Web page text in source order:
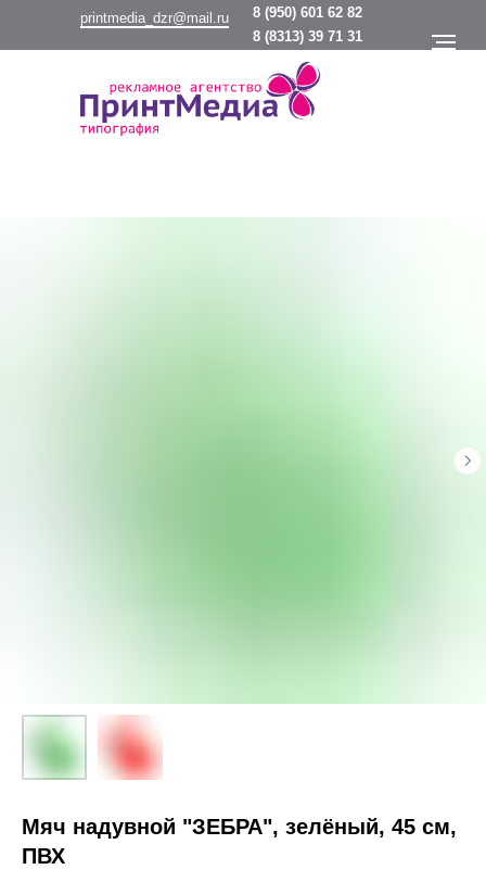
8 (950) 601 62 82
printmedia_dzr@mail.ru
8 (8313) 39 71 31
Мяч надувной "ЗЕБРА", зелёный, 45 см,
ПВХ